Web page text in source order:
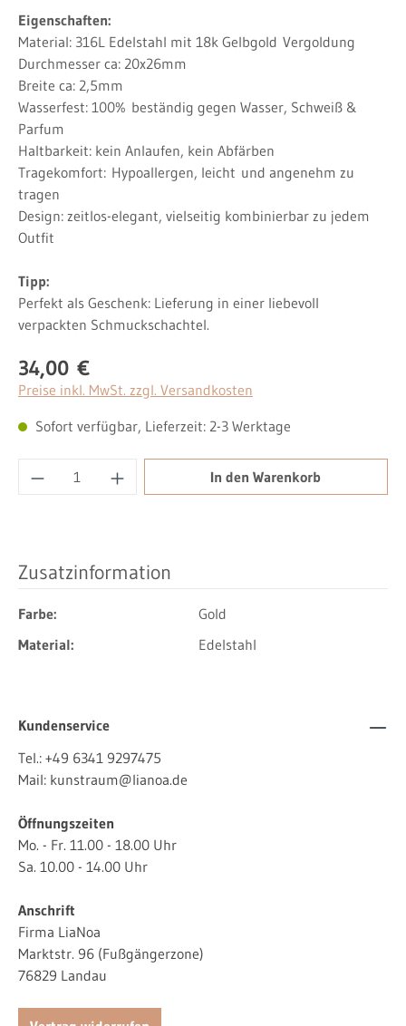
Eigenschaften:
Material: 316L Edelstahl mit 18k Gelbgold Vergoldung
Durchmesser ca: 20x26mm
Breite ca: 2,5mm
Wasserfest: 100% beständig gegen Wasser, Schweiß &
Parfum
Haltbarkeit: kein Anlaufen, kein Abfärben
Tragekomfort: Hypoallergen, leicht und angenehm zu
tragen
Design: zeitlos-elegant, vielseitig kombinierbar zu jedem
Outfit
Tipp:
Perfekt als Geschenk: Lieferung in einer liebevoll
verpackten Schmuckschachtel.
Regulärer Preis:
34,00 €
Preise inkl. MwSt. zzgl. Versandkosten
Sofort verfügbar, Lieferzeit: 2-3 Werktage
Produkt Anzahl: Gib den gewünschten
In den Warenkorb
Zusatzinformation
Farbe:
Gold
Material:
Edelstahl
Kundenservice
Tel.: +49 6341 9297475
Mail: kunstraum@lianoa.de
Öffnungszeiten
Mo. - Fr. 11.00 - 18.00 Uhr
Sa. 10.00 - 14.00 Uhr
Anschrift
Firma LiaNoa
Marktstr. 96 (Fußgängerzone)
76829 Landau